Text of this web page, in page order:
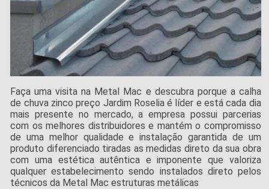
Faça uma visita na Metal Mac e descubra porque a calha
de chuva zinco preço Jardim Roselia é líder e está cada dia
mais presente no mercado, a empresa possui parcerias
com os melhores distribuidores e mantém o compromisso
de uma melhor qualidade e instalação garantida de um
produto diferenciado tiradas as medidas direto da sua obra
com uma estética autêntica e imponente que valoriza
qualquer estabelecimento sendo instalados direto pelos
técnicos da Metal Mac estruturas metálicas